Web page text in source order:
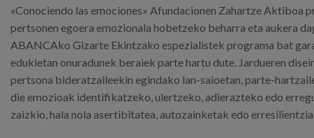
«Conociendo las emociones» Afundacionen Zahartze Aktiboa
pertsonen egoera emozionala hobetzeko beharra eta aukera
ABANCAko Gizarte Ekintzako espezialistek programa bat
edukietan onuradunek beraiek parte hartu dute. Jardueren
pertsona bideratzaileekin egindako lan-saioetan, parte-
die emozioak identifikatzeko, ulertzeko, adierazteko edo
zaizkio, hala nola asertibitatea, autozainketak edo